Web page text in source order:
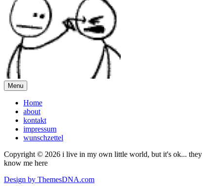
Menu
Home
about
kontakt
impressum
wunschzettel
Copyright © 2026 i live in my own little world, but it's ok... they
know me here
Design by ThemesDNA.com